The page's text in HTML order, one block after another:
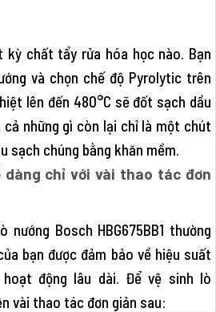
kỳ chất tẩy rửa hóa học nào. Bạn
và chọn chế độ Pyrolytic trên
lên đến 480°C sẽ đốt sạch dầu
những gì còn lại chỉ là một chút
sạch chúng bằng khăn mềm.
dàng chỉ với vài thao tác đơn
Bosch HBG675BB1 thường
bạn được đảm bảo về hiệu suất
động lâu dài. Để vệ sinh lò
vài thao tác đơn giản sau: